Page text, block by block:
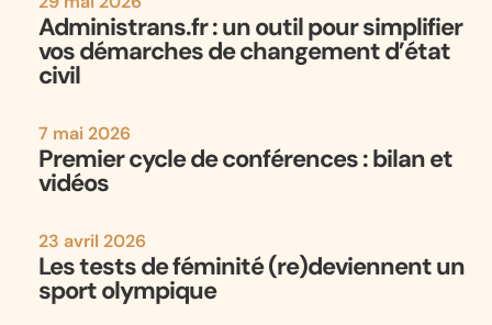
Administrans.fr : un outil pour simplifier
vos démarches de changement d’état
civil
7 mai 2026
Premier cycle de conférences : bilan et
vidéos
23 avril 2026
Les tests de féminité (re)deviennent un
sport olympique